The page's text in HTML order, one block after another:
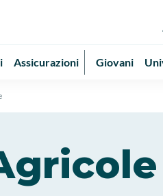
Assicurazioni Giovani